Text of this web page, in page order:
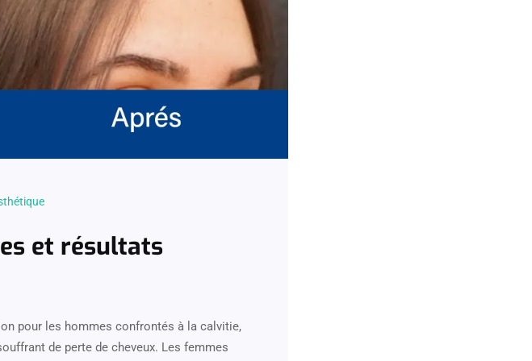
et résultats
pour les hommes confrontés à la calvitie,
de perte de cheveux. Les femmes